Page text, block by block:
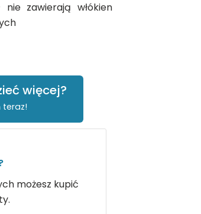
nie zawierają włókien
więcej?
teraz!
możesz kupić